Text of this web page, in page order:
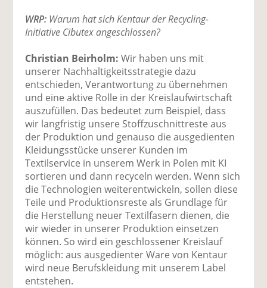
WRP: Warum hat sich Kentaur der Recycling-
Initiative Cibutex angeschlossen?
Christian Beirholm: Wir haben uns mit
unserer Nachhaltigkeitsstrategie dazu
entschieden, Verantwortung zu übernehmen
und eine aktive Rolle in der Kreislaufwirtschaft
auszufüllen. Das bedeutet zum Beispiel, dass
wir langfristig unsere Stoffzuschnittreste aus
der Produktion und genauso die ausgedienten
Kleidungsstücke unserer Kunden im
Textilservice in unserem Werk in Polen mit KI
sortieren und dann recyceln werden. Wenn sich
die Technologien weiterentwickeln, sollen diese
Teile und Produktionsreste als Grundlage für
die Herstellung neuer Textilfasern dienen, die
wir wieder in unserer Produktion einsetzen
können. So wird ein geschlossener Kreislauf
möglich: aus ausgedienter Ware von Kentaur
wird neue Berufskleidung mit unserem Label
entstehen.